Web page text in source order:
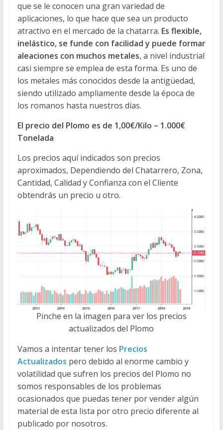
que se le conocen una gran variedad de
aplicaciones, lo que hace que sea un producto
atractivo en el mercado de la chatarra. Es flexible,
inelástico, se funde con facilidad y puede formar
aleaciones con muchos metales, a nivel industrial
casi siempre se emplea de esta forma. Es uno de
los metales más conocidos desde la antigüedad,
siendo utilizado ampliamente desde la época de
los romanos hasta nuestros días.
El precio del Plomo es de 1,00€/Kilo – 1.000€
Tonelada
Los precios aquí indicados son precios
aproximados, Dependiendo del Chatarrero, Zona,
Cantidad, Calidad y Confianza con el Cliente
obtendrás un precio u otro.
Pinche en la imagen para ver los precios
actualizados del Plomo
Vamos a intentar tener los Precios
Actualizados pero debido al enorme cambio y
volatilidad que sufren los precios del Plomo no
somos responsables de los problemas
ocasionados que puedas tener por vender algún
material de esta lista por otro precio diferente al
publicado por nosotros.